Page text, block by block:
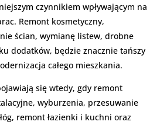
czynnikiem wpływającym na
Remont kosmetyczny,
ścian, wymianę listew, drobne
dodatków, będzie znacznie tańszy
całego mieszkania.
się wtedy, gdy remont
wyburzenia, przesuwanie
remont łazienki i kuchni oraz